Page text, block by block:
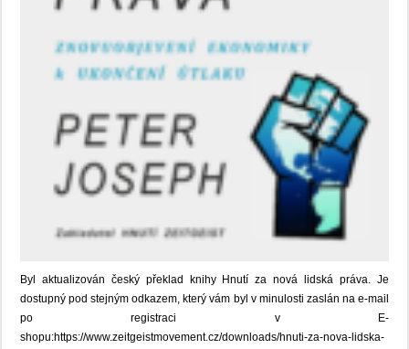
Byl aktualizován český překlad knihy Hnutí za nová lidská práva. Je
dostupný pod stejným odkazem, který vám byl v minulosti zaslán na e-mail
po registraci v E-
shopu:https://www.zeitgeistmovement.cz/downloads/hnuti-za-nova-lidska-